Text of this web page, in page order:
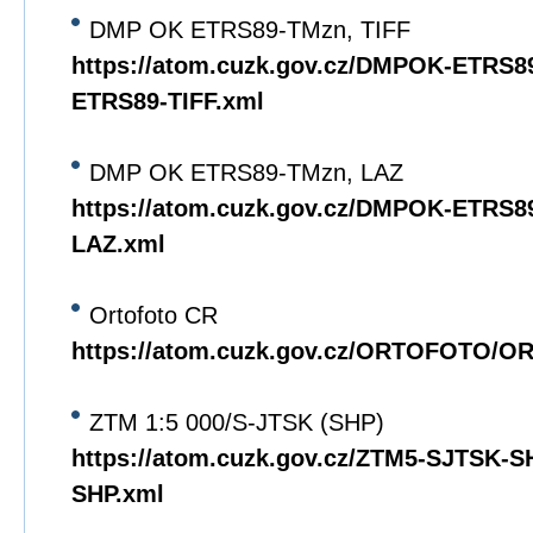
DMP OK ETRS89-TMzn, TIFF
https://atom.cuzk.gov.cz/DMPOK-
ETRS89-TIFF.xml
DMP OK ETRS89-TMzn, LAZ
https://atom.cuzk.gov.cz/DMPOK-
LAZ.xml
Ortofoto CR
https://atom.cuzk.gov.cz/ORTOFOTO/
ZTM 1:5 000/S-JTSK (SHP)
https://atom.cuzk.gov.cz/ZTM5-SJTSK-
SHP.xml